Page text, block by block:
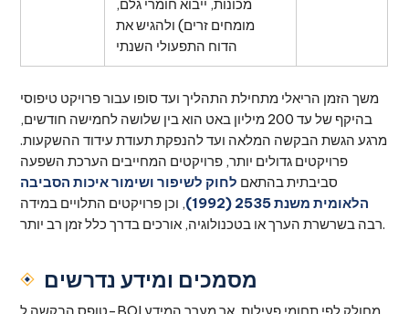
מכונות, ייבוא חומרי גלם,
מומחים זרים) ולהגיש את
הדוח התפעולי השנתי
משך הזמן הריאלי מתחילת התהליך ועד סופו עבור פרויקט טיפוסי
בהיקף של עד 200 מיליון באט הוא בין שלושה לחמישה חודשים,
מרגע הגשת הבקשה המלאה ועד להנפקת תעודת עידוד ההשקעות.
פרויקטים גדולים יותר, פרויקטים המחייבים הערכת השפעה
סביבתית בהתאם לחוק לשיפור ושימור איכות הסביבה
הלאומית משנת 2535 (1992)
, וכן פרויקטים התלויים במידה
רבה בשרשרת הערך או בטכנולוגיה, אורכים בדרך כלל זמן רב יותר.
מסמכים ומידע נדרשים
טופס הבקשה ל-BOI מחולק לפי תחומי פעילות, אך מערך המידע